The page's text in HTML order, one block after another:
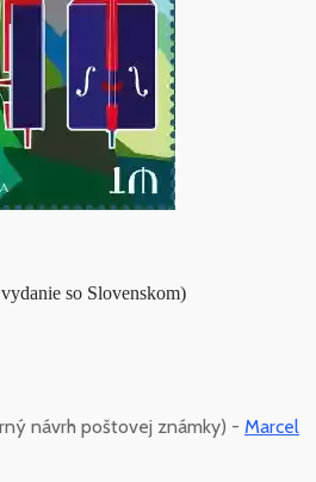
so Slovenskom)
návrh poštovej známky) - Marcel